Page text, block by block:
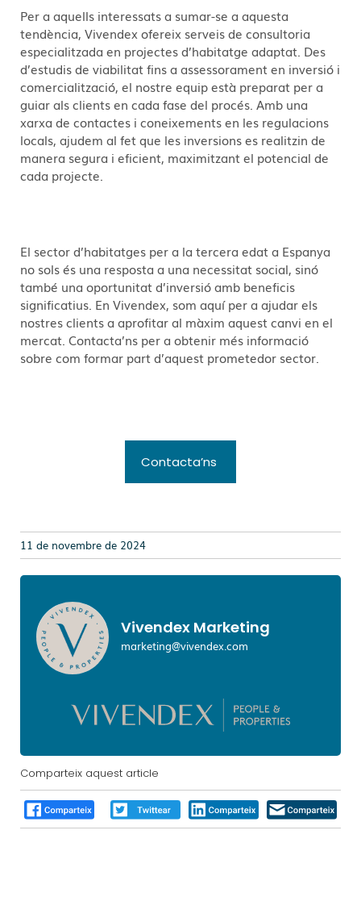
Per a aquells interessats a sumar-se a aquesta
tendència, Vivendex ofereix serveis de consultoria
especialitzada en projectes d’habitatge adaptat. Des
d’estudis de viabilitat fins a assessorament en inversió i
comercialització, el nostre equip està preparat per a
guiar als clients en cada fase del procés. Amb una
xarxa de contactes i coneixements en les regulacions
locals, ajudem al fet que les inversions es realitzin de
manera segura i eficient, maximitzant el potencial de
cada projecte.
El sector d’habitatges per a la tercera edat a Espanya
no sols és una resposta a una necessitat social, sinó
també una oportunitat d’inversió amb beneficis
significatius. En Vivendex, som aquí per a ajudar els
nostres clients a aprofitar al màxim aquest canvi en el
mercat. Contacta’ns per a obtenir més informació
sobre com formar part d’aquest prometedor sector.
Contacta’ns
11 de novembre de 2024
Vivendex Marketing
marketing@vivendex.com
Comparteix aquest article